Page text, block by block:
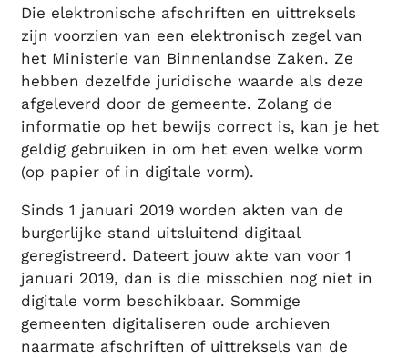
Die elektronische afschriften en uittreksels
zijn voorzien van een elektronisch zegel van
het Ministerie van Binnenlandse Zaken. Ze
hebben dezelfde juridische waarde als deze
afgeleverd door de gemeente. Zolang de
informatie op het bewijs correct is, kan je het
geldig gebruiken in om het even welke vorm
(op papier of in digitale vorm).
Sinds 1 januari 2019 worden akten van de
burgerlijke stand uitsluitend digitaal
geregistreerd. Dateert jouw akte van voor 1
januari 2019, dan is die misschien nog niet in
digitale vorm beschikbaar. Sommige
gemeenten digitaliseren oude archieven
naarmate afschriften of uittreksels van de